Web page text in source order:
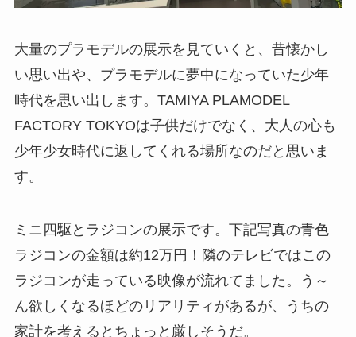
大量のプラモデルの展示を見ていくと、昔懐かし
い思い出や、プラモデルに夢中になっていた少年
時代を思い出します。TAMIYA PLAMODEL
FACTORY TOKYOは子供だけでなく、大人の心も
少年少女時代に返してくれる場所なのだと思いま
す。
ミニ四駆とラジコンの展示です。下記写真の青色
ラジコンの金額は約12万円！隣のテレビではこの
ラジコンが走っている映像が流れてました。う～
ん欲しくなるほどのリアリティがあるが、うちの
家計を考えるとちょっと厳しそうだ。